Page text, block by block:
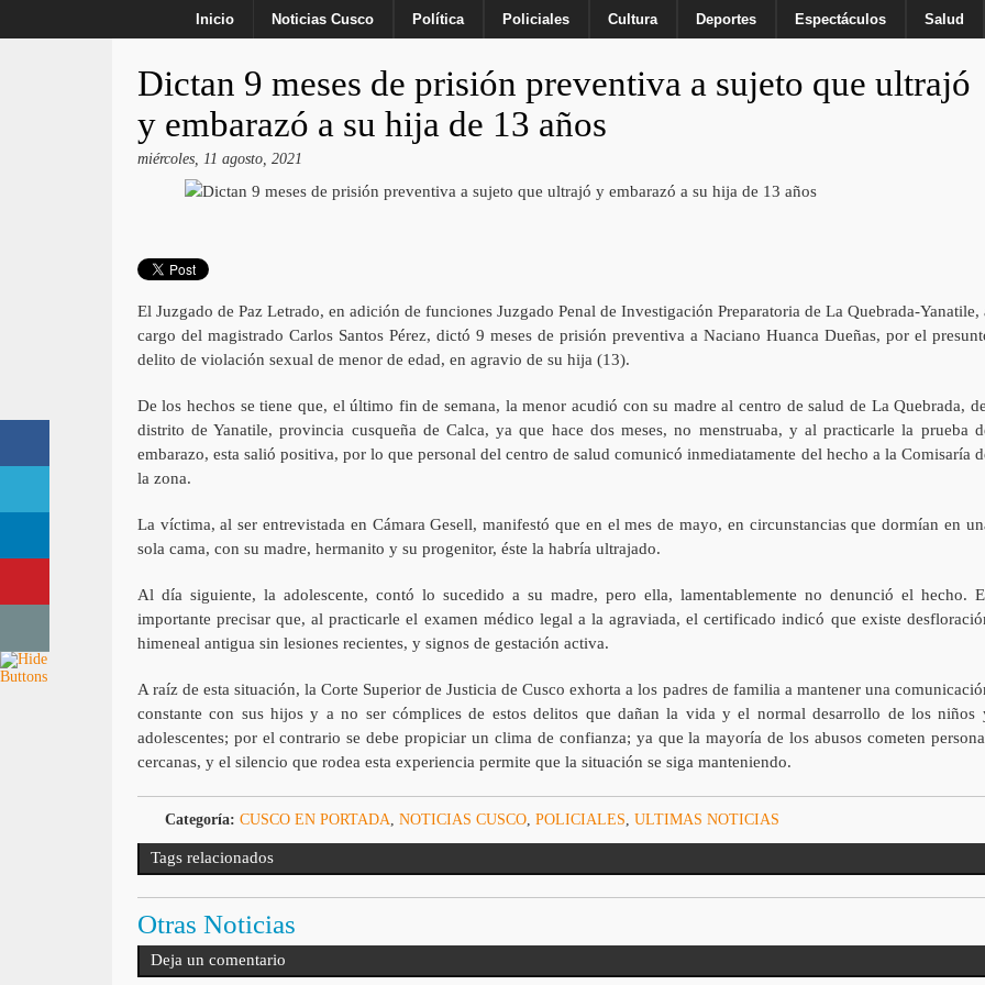
Inicio Noticias Cusco Política Policiales Cultura Deportes Espectáculos Salud
Dictan 9 meses de prisión preventiva a sujeto que ultrajó
y embarazó a su hija de 13 años
miércoles, 11 agosto, 2021
El Juzgado de Paz Letrado, en adición de funciones Juzgado Penal de Investigación Preparatoria de La Quebrada-Yanatile,
cargo del magistrado Carlos Santos Pérez, dictó 9 meses de prisión preventiva a Naciano Huanca Dueñas, por el
delito de violación sexual de menor de edad, en agravio de su hija (13).
De los hechos se tiene que, el último fin de semana, la menor acudió con su madre al centro de salud de La Quebrada,
distrito de Yanatile, provincia cusqueña de Calca, ya que hace dos meses, no menstruaba, y al practicarle la prueba
embarazo, esta salió positiva, por lo que personal del centro de salud comunicó inmediatamente del hecho a la Comisaría
la zona.
La víctima, al ser entrevistada en Cámara Gesell, manifestó que en el mes de mayo, en circunstancias que dormían en
sola cama, con su madre, hermanito y su progenitor, éste la habría ultrajado.
Al día siguiente, la adolescente, contó lo sucedido a su madre, pero ella, lamentablemente no denunció el hecho.
importante precisar que, al practicarle el examen médico legal a la agraviada, el certificado indicó que existe
himeneal antigua sin lesiones recientes, y signos de gestación activa.
A raíz de esta situación, la Corte Superior de Justicia de Cusco exhorta a los padres de familia a mantener una
constante con sus hijos y a no ser cómplices de estos delitos que dañan la vida y el normal desarrollo de los niños
adolescentes; por el contrario se debe propiciar un clima de confianza; ya que la mayoría de los abusos cometen
cercanas, y el silencio que rodea esta experiencia permite que la situación se siga manteniendo.
Categoría: CUSCO EN PORTADA NOTICIAS CUSCO, POLICIALES ULTIMAS NOTICIAS
Tags relacionados
Otras Noticias
Deja un comentario